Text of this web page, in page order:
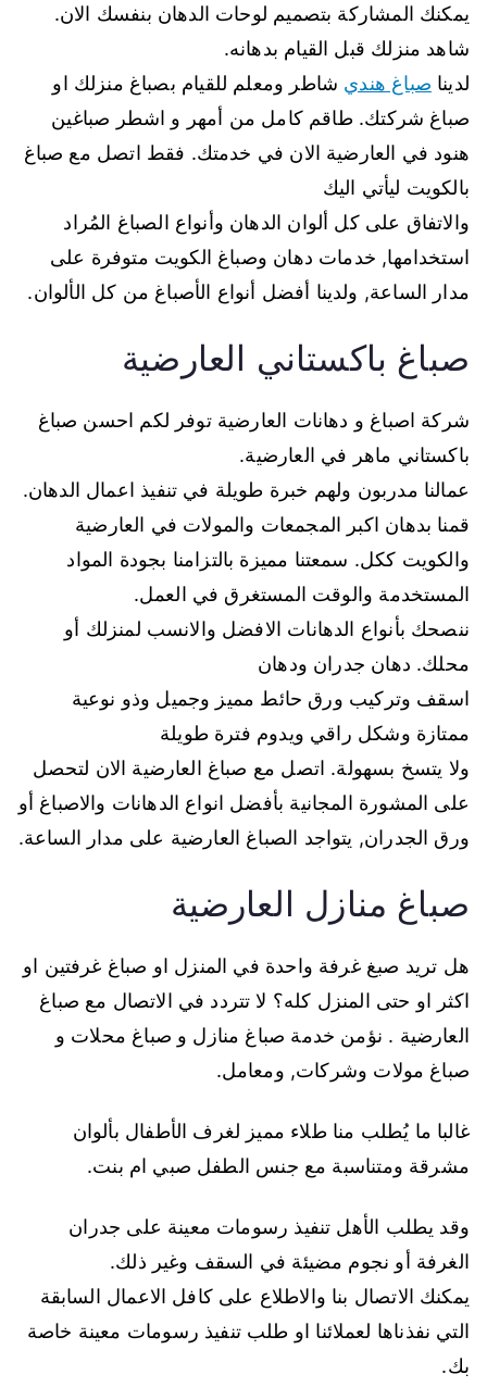
يمكنك المشاركة بتصميم لوحات الدهان بنفسك الان.
شاهد منزلك قبل القيام بدهانه.
لدينا صباغ هندي شاطر ومعلم للقيام بصباغ منزلك او
صباغ شركتك. طاقم كامل من أمهر و اشطر صباغين
هنود في العارضية الان في خدمتك. فقط اتصل مع صباغ
بالكويت ليأتي اليك
والاتفاق على كل ألوان الدهان وأنواع الصباغ المُراد
استخدامها, خدمات دهان وصباغ الكويت متوفرة على
مدار الساعة, ولدينا أفضل أنواع الأصباغ من كل الألوان.
صباغ باكستاني العارضية
شركة اصباغ و دهانات العارضية توفر لكم احسن صباغ
باكستاني ماهر في العارضية.
عمالنا مدربون ولهم خبرة طويلة في تنفيذ اعمال الدهان.
قمنا بدهان اكبر المجمعات والمولات في العارضية
والكويت ككل. سمعتنا مميزة بالتزامنا بجودة المواد
المستخدمة والوقت المستغرق في العمل.
ننصحك بأنواع الدهانات الافضل والانسب لمنزلك أو
محلك. دهان جدران ودهان
اسقف وتركيب ورق حائط مميز وجميل وذو نوعية
ممتازة وشكل راقي ويدوم فترة طويلة
ولا يتسخ بسهولة. اتصل مع صباغ العارضية الان لتحصل
على المشورة المجانية بأفضل انواع الدهانات والاصباغ أو
ورق الجدران, يتواجد الصباغ العارضية على مدار الساعة.
صباغ منازل العارضية
هل تريد صبغ غرفة واحدة في المنزل او صباغ غرفتين او
اكثر او حتى المنزل كله؟ لا تتردد في الاتصال مع صباغ
العارضية . نؤمن خدمة صباغ منازل و صباغ محلات و
صباغ مولات وشركات, ومعامل.
غالبا ما يُطلب منا طلاء مميز لغرف الأطفال بألوان
مشرقة ومتناسبة مع جنس الطفل صبي ام بنت.
وقد يطلب الأهل تنفيذ رسومات معينة على جدران
الغرفة أو نجوم مضيئة في السقف وغير ذلك.
يمكنك الاتصال بنا والاطلاع على كافل الاعمال السابقة
التي نفذناها لعملائنا او طلب تنفيذ رسومات معينة خاصة
بك.